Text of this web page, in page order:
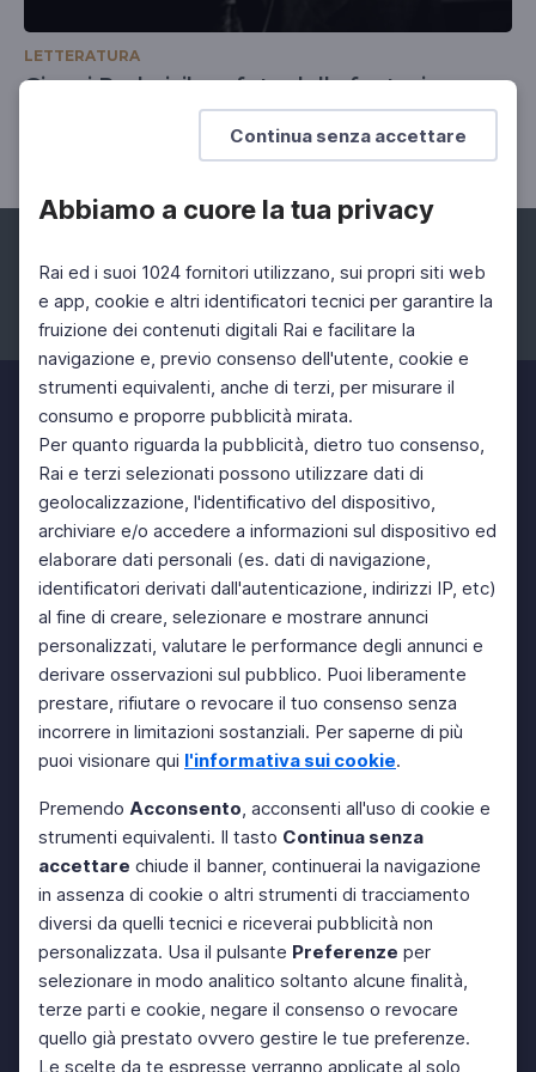
Continua senza accettare
Abbiamo a cuore la tua privacy
Rai ed i suoi 1024 fornitori utilizzano, sui propri siti web
e app, cookie e altri identificatori tecnici per garantire la
fruizione dei contenuti digitali Rai e facilitare la
navigazione e, previo consenso dell'utente, cookie e
strumenti equivalenti, anche di terzi, per misurare il
consumo e proporre pubblicità mirata.
Per quanto riguarda la pubblicità, dietro tuo consenso,
Rai e terzi selezionati possono utilizzare dati di
geolocalizzazione, l'identificativo del dispositivo,
archiviare e/o accedere a informazioni sul dispositivo ed
elaborare dati personali (es. dati di navigazione,
identificatori derivati dall'autenticazione, indirizzi IP, etc)
al fine di creare, selezionare e mostrare annunci
personalizzati, valutare le performance degli annunci e
derivare osservazioni sul pubblico. Puoi liberamente
prestare, rifiutare o revocare il tuo consenso senza
incorrere in limitazioni sostanziali. Per saperne di più
puoi visionare qui l'informativa sui cookie.
Premendo Acconsento, acconsenti all'uso di cookie e
strumenti equivalenti. Il tasto Continua senza
accettare chiude il banner, continuerai la navigazione
in assenza di cookie o altri strumenti di tracciamento
diversi da quelli tecnici e riceverai pubblicità non
personalizzata. Usa il pulsante Preferenze per
selezionare in modo analitico soltanto alcune finalità,
terze parti e cookie, negare il consenso o revocare
quello già prestato ovvero gestire le tue preferenze.
Le scelte da te espresse verranno applicate al solo
LETTERATURA
Gianni Rodari, il profeta della fantasia
Italiani con Paolo Mieli
Facebook Instagram Twitter